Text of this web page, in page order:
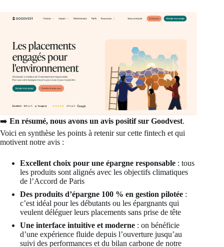
➡️ En résumé, nous avons un avis positif sur Goodvest.
Voici en synthèse les points à retenir sur cette fintech et qui
motivent notre avis :
Excellent choix pour une épargne responsable : tous
les produits sont alignés avec les objectifs climatiques
de l’Accord de Paris
Des produits d’épargne 100 % en gestion pilotée :
c’est idéal pour les débutants ou les épargnants qui
veulent déléguer leurs placements sans prise de tête
Une interface intuitive et moderne : on bénéficie
d’une expérience fluide depuis l’ouverture jusqu’au
suivi des performances et du bilan carbone de notre